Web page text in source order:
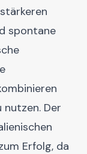
spontane
Der
Erfolg, da